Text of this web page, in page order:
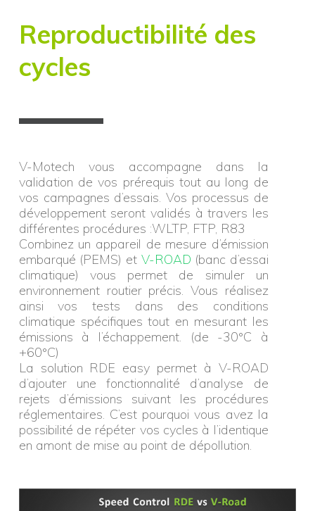
Reproductibilité des
cycles
V-Motech vous accompagne dans la
validation de vos prérequis tout au long de
vos campagnes d’essais. Vos processus de
développement seront validés à travers les
différentes procédures :WLTP, FTP, R83
Combinez un appareil de mesure d’émission
embarqué (PEMS) et V-ROAD (banc d’essai
climatique) vous permet de simuler un
environnement routier précis. Vous réalisez
ainsi vos tests dans des conditions
climatique spécifiques tout en mesurant les
émissions à l’échappement. (de -30°C à
+60°C)
La solution RDE easy permet à V-ROAD
d’ajouter une fonctionnalité d’analyse de
rejets d’émissions suivant les procédures
réglementaires. C’est pourquoi vous avez la
possibilité de répéter vos cycles à l’identique
en amont de mise au point de dépollution.